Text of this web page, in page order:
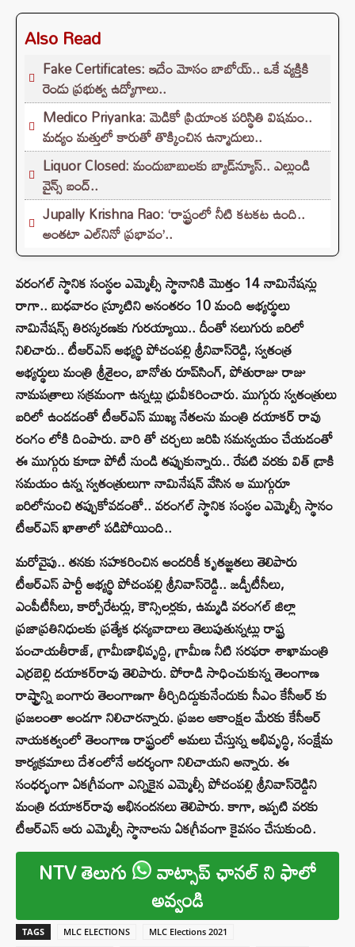
Also Read
Fake Certificates: ఇదేం మోసం బాబోయ్.. ఒకే వ్యక్తికి
రెండు ప్రభుత్వ ఉద్యోగాలు..
Medico Priyanka: మెడికో ప్రియాంక పరిస్థితి విషమం..
మద్యం మత్తులో కారుతో తొక్కించిన ఉన్మాదులు..
Liquor Closed: మందుబాబులకు బ్యాడ్‌న్యూస్.. ఎల్లుండి
వైన్స్ బంద్..
Jupally Krishna Rao: ‘రాష్ట్రంలో నీటి కటకట ఉంది..
అంతటా ఎల్‌నినో ప్రభావం’..
వరంగల్ స్థానిక సంస్థల ఎమ్మెల్సీ స్థానానికి మొత్తం 14 నామినేషన్లు
రాగా.. బుధవారం స్క్రూటిని అనంతరం 10 మంది అభ్యర్థులు
నామినేషన్స్ తిరస్కరణకు గురయ్యాయి.. దీంతో నలుగురు బరిలో
నిలిచారు.. టీఆర్ఎస్‌ అభ్యర్థి పోచంపల్లి శ్రీనివాస్‌రెడ్డి, స్వతంత్ర
అభ్యర్థులు మంత్రి శ్రీశైలం, బానోతు రూప్‌సింగ్‌, పోతురాజు రాజు
నామపత్రాలు సక్రమంగా ఉన్నట్లు ధ్రువీకరించారు. ముగ్గురు స్వతంత్రులు
బరిలో ఉండడంతో టీఆర్ఎస్ ముఖ్య నేతలను మంత్రి దయాకర్ రావు
రంగం లోకి దింపారు. వారి తో చర్చలు జరిపి సమన్వయం చేయడంతో
ఈ ముగ్గురు కూడా పోటీ నుండి తప్పుకున్నారు.. రేపటి వరకు విత్ డ్రాకి
సమయం ఉన్న స్వతంత్రులుగా నామినేషన్ వేసిన ఆ ముగ్గురూ
బరిలోనుంచి తప్పుకోవడంతో.. వరంగల్ స్థానిక సంస్థల ఎమ్మెల్సీ స్థానం
టీఆర్ఎస్‌ ఖాతాలో పడిపోయింది..
మరోవైపు.. తనకు సహకరించిన అందరికీ కృతజ్ఞతలు తెలిపారు
టీఆర్ఎస్ పార్టీ అభ్యర్థి పోచంప‌ల్లి శ్రీ‌నివాస్‌రెడ్డి.. జడ్పీటీసీలు,
ఎంపీటీసీలు, కార్పోరేటర్లు, కౌన్సిల‌ర్లకు, ఉమ్మడి వ‌రంగ‌ల్ జిల్లా
ప్రజాప్రతినిధుల‌కు ప్రత్యేక ధ‌న్యవాదాలు తెలుపుతున్నట్లు రాష్ట్ర
పంచాయ‌తీరాజ్‌, గ్రామీణాభివృద్ది, గ్రామీణ నీటి స‌ర‌ఫ‌రా శాఖామంత్రి
ఎర్ర‌బెల్లి ద‌యాక‌ర్‌రావు తెలిపారు. పోరాడి సాధించుకున్న తెలంగాణ
రాష్ట్రాన్ని బంగారు తెలంగాణగా తీర్చిదిద్దుకునేందుకు సీఎం కేసీఆర్ కు
ప్రజ‌లంతా అండ‌గా నిలిచారన్నారు. ప్రజ‌ల ఆకాంక్షల మేర‌కు కేసీఆర్‌
నాయ‌క‌త్వంలో తెలంగాణ రాష్ట్రంలో అమ‌లు చేస్తున్న అభివృద్ధి, సంక్షేమ
కార్యక్రమాలు దేశంలోనే ఆద‌ర్శంగా నిలిచాయ‌ని అన్నారు. ఈ
సంధ‌ర్భంగా ఏక‌గ్రీవంగా ఎన్నికైన ఎమ్మెల్సీ పోచంప‌ల్లి శ్రీ‌నివాస్‌రెడ్డిని
మంత్రి ద‌యాక‌ర్‌రావు అభినంద‌న‌లు తెలిపారు. కాగా, ఇప్పటి వరకు
టీఆర్ఎస్‌ ఆరు ఎమ్మెల్సీ స్థానాలను ఏకగ్రీవంగా కైవసం చేసుకుంది.
NTV తెలుగు వాట్సాప్ ఛానల్ ని ఫాలో
అవ్వండి
TAGS MLC ELECTIONS
MLC Elections 2021